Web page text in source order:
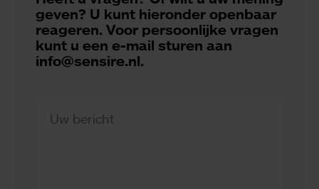
geven? U kunt hieronder openbaar
reageren. Voor persoonlijke vragen
kunt u een e-mail sturen aan
info@sensire.nl.
Uw bericht